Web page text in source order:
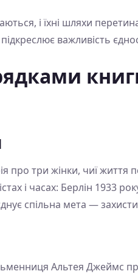
і їхні шляхи
важливість
про три жінки, чиї
і часах: Берлін 1933
спільна мета —
Альтея Джеймс